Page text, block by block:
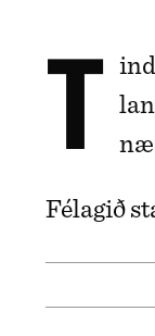
Tindastóll hefur framlengt samningi sínum við
Félagið